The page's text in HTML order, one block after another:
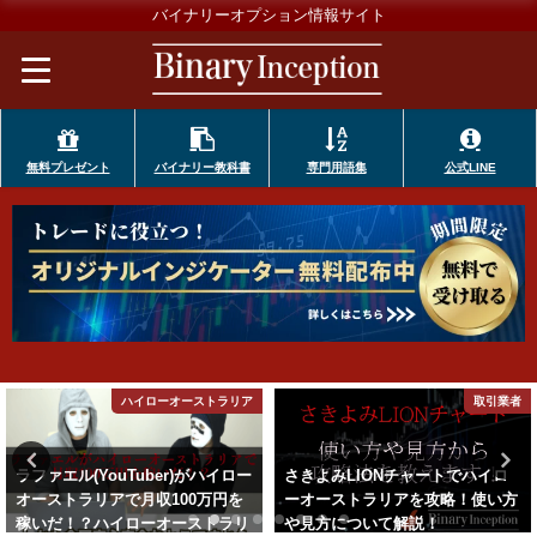
バイナリーオプション情報サイト
無料プレゼント バイナリー教科書 専門用語集 公式LINE
取引業者
さきよみLIONチャートでハイロ
ーオーストラリアを攻略！使い方
や見方について解説！
攻略
CCIインジケーターでハイローオ
ーストラリアを攻略できるのか？
攻略法と注意点を解説！